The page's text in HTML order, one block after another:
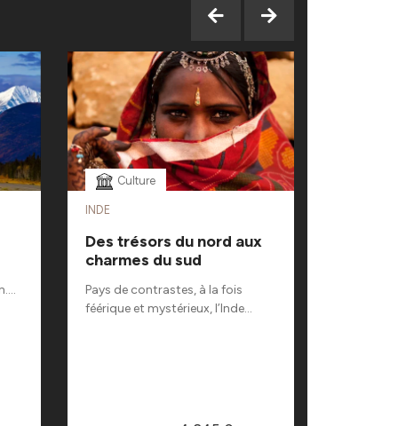
Culture
INDE
Des trésors du nord aux
charmes du sud
Pays de contrastes, à la fois
féérique et mystérieux, l’Inde...